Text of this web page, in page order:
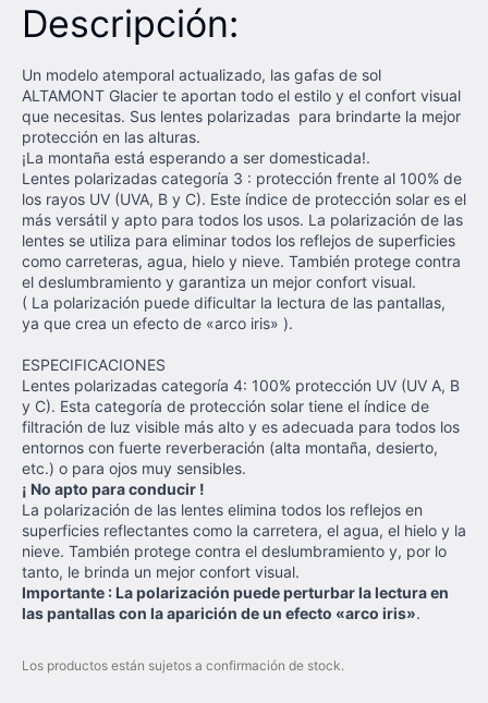
Descripción:
Un modelo atemporal actualizado, las gafas de sol
ALTAMONT Glacier te aportan todo el estilo y el confort visual
que necesitas. Sus lentes polarizadas para brindarte la mejor
protección en las alturas.
¡La montaña está esperando a ser domesticada!.
Lentes polarizadas categoría 3 : protección frente al 100% de
los rayos UV (UVA, B y C). Este índice de protección solar es el
más versátil y apto para todos los usos. La polarización de las
lentes se utiliza para eliminar todos los reflejos de superficies
como carreteras, agua, hielo y nieve. También protege contra
el deslumbramiento y garantiza un mejor confort visual.
( La polarización puede dificultar la lectura de las pantallas,
ya que crea un efecto de «arco iris» ).
ESPECIFICACIONES
Lentes polarizadas categoría 4: 100% protección UV (UV A, B
y C). Esta categoría de protección solar tiene el índice de
filtración de luz visible más alto y es adecuada para todos los
entornos con fuerte reverberación (alta montaña, desierto,
etc.) o para ojos muy sensibles.
¡ No apto para conducir !
La polarización de las lentes elimina todos los reflejos en
superficies reflectantes como la carretera, el agua, el hielo y la
nieve. También protege contra el deslumbramiento y, por lo
tanto, le brinda un mejor confort visual.
Importante : La polarización puede perturbar la lectura en
las pantallas con la aparición de un efecto «arco iris».
Los productos están sujetos a confirmación de stock.